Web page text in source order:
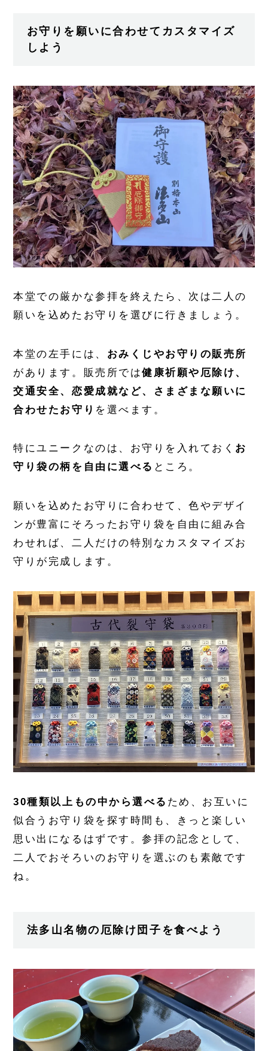
お守りを願いに合わせてカスタマイズ
しよう
本堂での厳かな参拝を終えたら、次は二人の
願いを込めたお守りを選びに行きましょう。
本堂の左手には、 おみくじやお守りの販売所
があります。販売所では健康祈願や厄除け、
交通安全、恋愛成就など、さまざまな願いに
合わせたお守り を選べます。
特にユニークなのは、お守りを入れておく お
守り袋の柄を自由に選べる ところ。
願いを込めたお守りに合わせて、色やデザイ
ンが豊富にそろったお守り袋を自由に組み合
わせれば、二人だけの特別なカスタマイズお
守りが完成します。
30種類以上もの中から選べる ため、お互いに
似合うお守り袋を探す時間も、きっと楽しい
思い出になるはずです。参拝の記念として、
二人でおそろいのお守りを選ぶのも素敵です
ね。
法多山名物の厄除け団子を食べよう